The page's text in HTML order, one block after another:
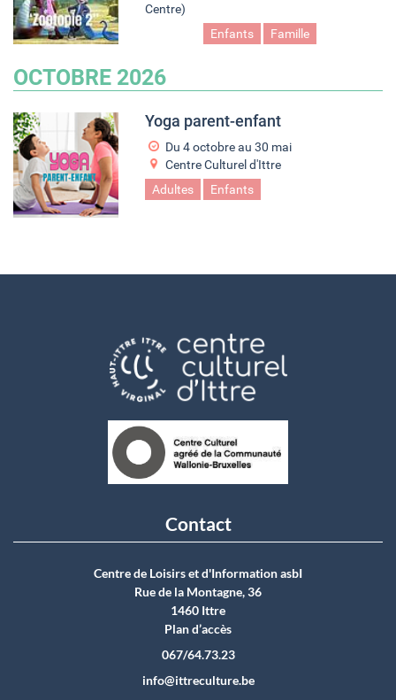
Centre)
Enfants Famille
OCTOBRE 2026
Yoga parent-enfant
Du 4 octobre au 30 mai
Centre Culturel d'Ittre
Adultes
Enfants
Contact
Centre de Loisirs et d'Information asbI
Rue de la Montagne, 36
1460 Ittre
Plan d’accès
067/64.73.23
info@ittreculture.be